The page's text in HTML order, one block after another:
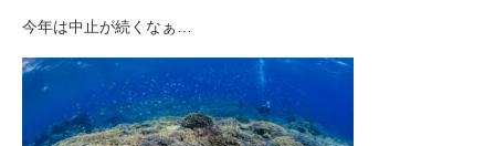
今年は中止が続くなぁ…